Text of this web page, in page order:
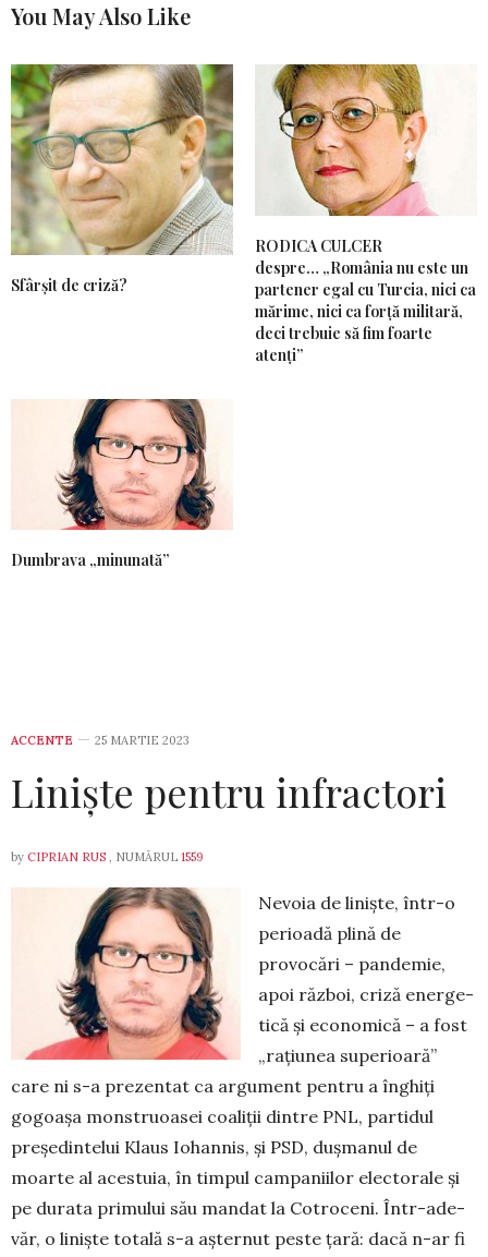
You May Also Like
Sfârșit de criză?
RODICA CULCER
despre… „România nu este un
partener egal cu Turcia, nici ca
mărime, nici ca forță militară,
deci trebuie să fim foarte
atenți”
Dumbrava „minunată”
ACCENTE 25 MARTIE 2023
Liniște pentru infractori
by CIPRIAN RUS , NUMĂRUL 1559
Nevoia de liniște, într-o
perioadă plină de
provocări – pandemie,
apoi război, criză ener­ge­
tică și economică – a fost
„rațiunea supe­rioa­ră”
care ni s-a prezentat ca argument pentru a în­ghiți
gogoașa monstruoasei coaliții dintre PNL, partidul
președintelui Klaus Iohannis, și PSD, dușmanul de
moarte al aces­tuia, în timpul campaniilor electorale și
pe durata primului său mandat la Cotroceni. Într-ade­
văr, o liniște totală s-a aș­ternut peste țară: dacă n-ar fi